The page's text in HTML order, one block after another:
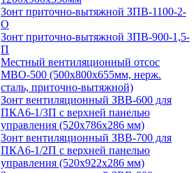
Зонт приточно-вытяжной ЗПВ-1100-2-
О
Зонт приточно-вытяжной ЗПВ-900-1,5-
П
Местный вентиляционный отсос
МВО-500 (500х800х655мм, нерж.
сталь, приточно-вытяжной)
Зонт вентиляционный ЗВВ-600 для
ПКА6-1/3П с верхней панелью
управления (520х786х286 мм)
Зонт вентиляционный ЗВВ-700 для
ПКА6-1/2П с верхней панелью
управления (520х922х286 мм)